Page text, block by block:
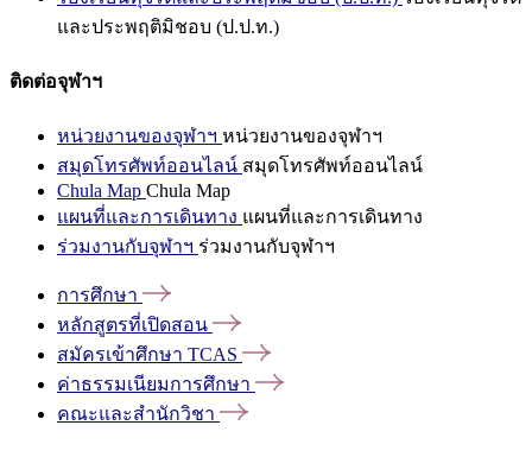
และประพฤติมิชอบ (ป.ป.ท.)
ติดต่อจุฬาฯ
หน่วยงานของจุฬาฯ หน่วยงานของจุฬาฯ
สมุดโทรศัพท์ออนไลน์ สมุดโทรศัพท์ออนไลน์
Chula Map Chula Map
แผนที่และการเดินทาง แผนที่และการเดินทาง
ร่วมงานกับจุฬาฯ ร่วมงานกับจุฬาฯ
การศึกษา
หลักสูตรที่เปิดสอน
สมัครเข้าศึกษา TCAS
ค่าธรรมเนียมการศึกษา
คณะและสำนักวิชา